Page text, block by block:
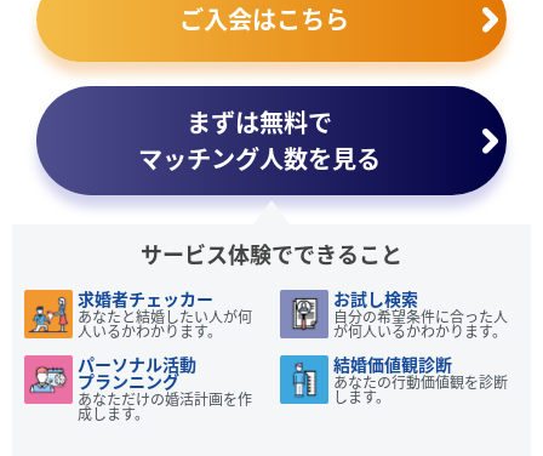
まずは無料で
マッチング人数を見る
ご入会はこちら
サービス体験でできること
求婚者チェッカー
あなたと結婚したい人が何
人いるかわかります。
お試し検索
自分の希望条件に合った人
が何人いるかわかります。
パーソナル活動
プランニング
あなただけの婚活計画を作
成します。
結婚価値観診断
あなたの行動価値観を診断
します。